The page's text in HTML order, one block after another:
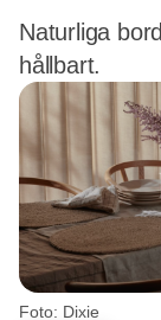
Naturliga
hållbart.
Foto: Dixie